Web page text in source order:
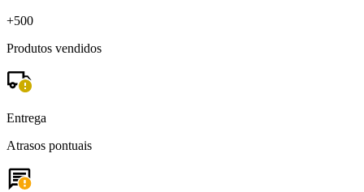
+500
Produtos vendidos
Entrega
Atrasos pontuais